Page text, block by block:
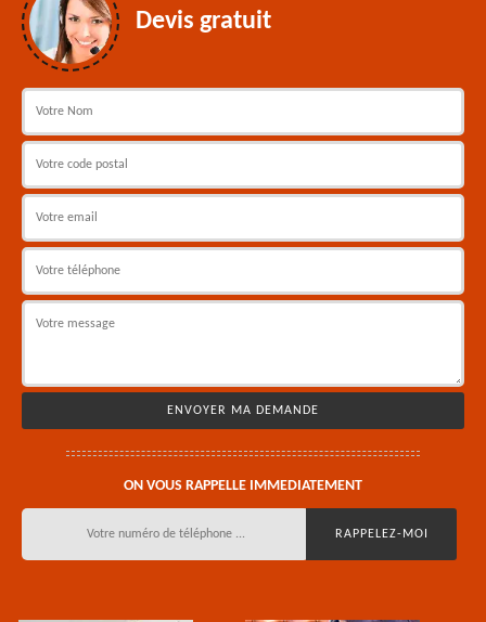
Devis gratuit
ON VOUS RAPPELLE IMMEDIATEMENT